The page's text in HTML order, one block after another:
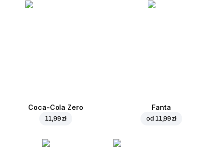
Coca-Cola Zero
11,99 zł
Fanta
od 11,99 zł